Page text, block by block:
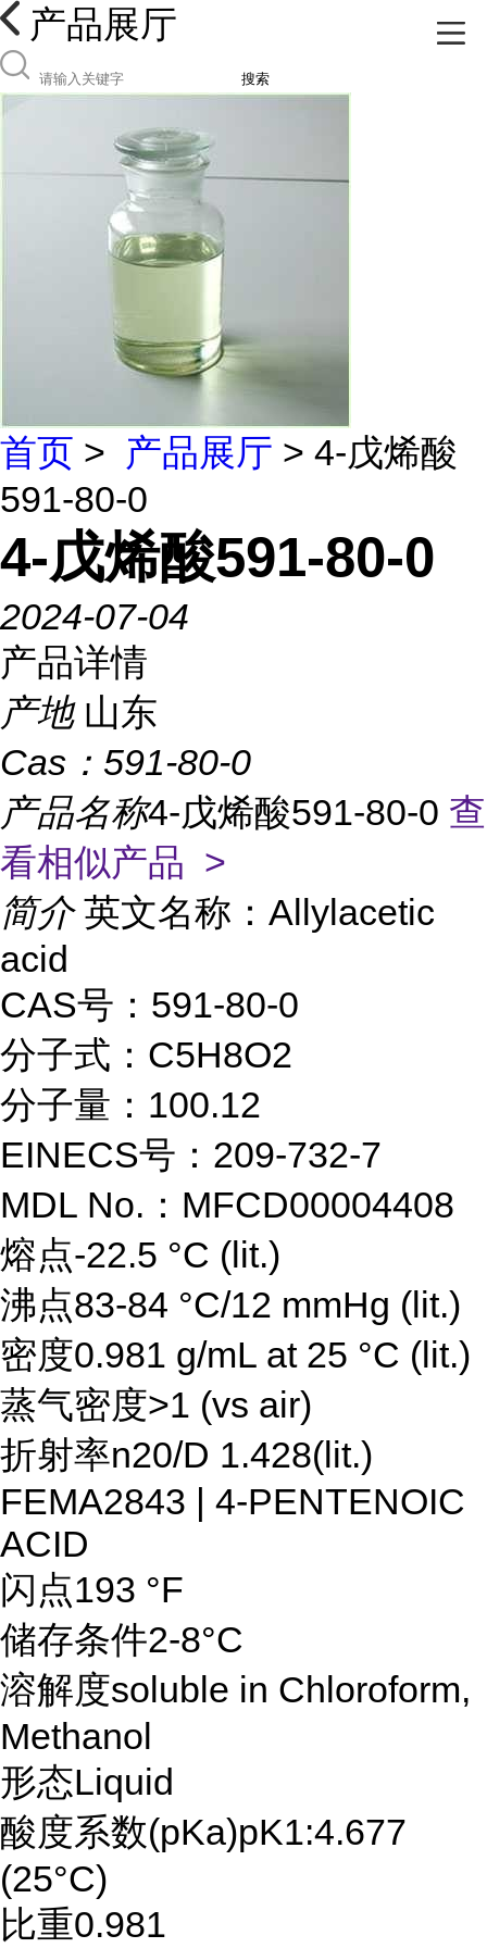
产品展厅
搜索
首页 > 产品展厅 > 4-戊烯酸
591-80-0
4-戊烯酸591-80-0
2024-07-04
产品详情
产地 山东
Cas： 591-80-0
产品名称4-戊烯酸591-80-0 查
看相似产品 >
简介 英文名称：Allylacetic
acid
CAS号：591-80-0
分子式：C5H8O2
分子量：100.12
EINECS号：209-732-7
MDL No.：MFCD00004408
熔点-22.5 °C (lit.)
沸点83-84 °C/12 mmHg (lit.)
密度0.981 g/mL at 25 °C (lit.)
蒸气密度>1 (vs air)
折射率n20/D 1.428(lit.)
FEMA2843 | 4-PENTENOIC
ACID
闪点193 °F
储存条件2-8°C
溶解度soluble in Chloroform,
Methanol
形态Liquid
酸度系数(pKa)pK1:4.677
(25°C)
比重0.981